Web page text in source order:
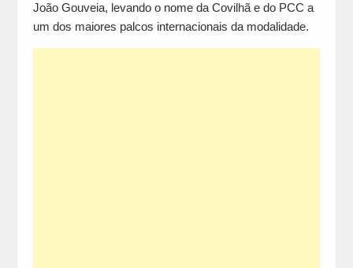
João Gouveia, levando o nome da Covilhã e do PCC a
um dos maiores palcos internacionais da modalidade.